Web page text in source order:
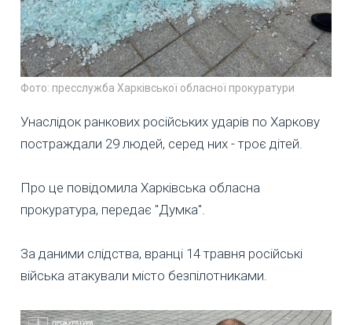
Фото: пресслужба Харківської обласної прокуратури
Унаслідок ранкових російських ударів по Харкову
постраждали 29 людей, серед них - троє дітей.
Про це повідомила Харківська обласна
прокуратура, передає "Думка".
За даними слідства, вранці 14 травня російські
війська атакували місто безпілотниками.